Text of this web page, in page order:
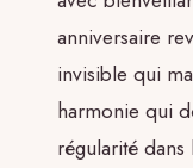
anniversaire
invisible qui
harmonie qui
régularité dans